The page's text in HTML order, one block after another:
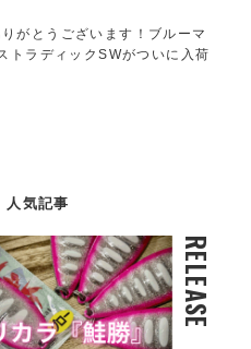
がとうございます！ブルーマ
トラディックSWがついに入荷
人気記事
RELEASE